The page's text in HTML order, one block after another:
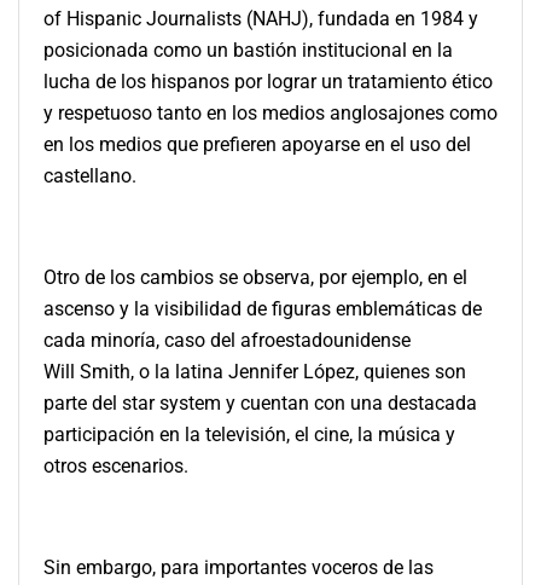
of Hispanic Journalists (NAHJ), fundada en 1984 y
posicionada como un bastión institucional en la
lucha de los hispanos por lograr un tratamiento ético
y respetuoso tanto en los medios anglosajones como
en los medios que prefieren apoyarse en el uso del
castellano.
Otro de los cambios se observa, por ejemplo, en el
ascenso y la visibilidad de figuras emblemáticas de
cada minoría, caso del afroestadounidense
Will Smith, o la latina Jennifer López, quienes son
parte del star system y cuentan con una destacada
participación en la televisión, el cine, la música y
otros escenarios.
Sin embargo, para importantes voceros de las